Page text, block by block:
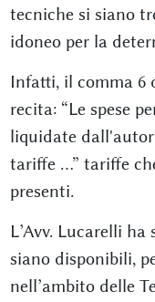
tecniche si siano
idoneo per la
Infatti, il comma 6
recita: “Le spese
liquidate
tariffe …” tariffe
presenti.
L’Avv. Lucarelli
siano disponibili,
nell’ambito delle